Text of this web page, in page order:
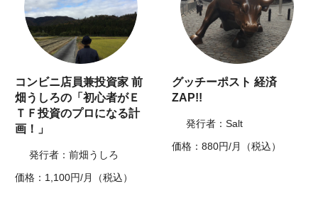
コンビニ店員兼投資家 前
畑うしろの「初心者がＥ
ＴＦ投資のプロになる計
画！」
発行者：前畑うしろ
価格：1,100円/月（税込）
グッチーポスト 経済
ZAP!!
発行者：Salt
価格：880円/月（税込）